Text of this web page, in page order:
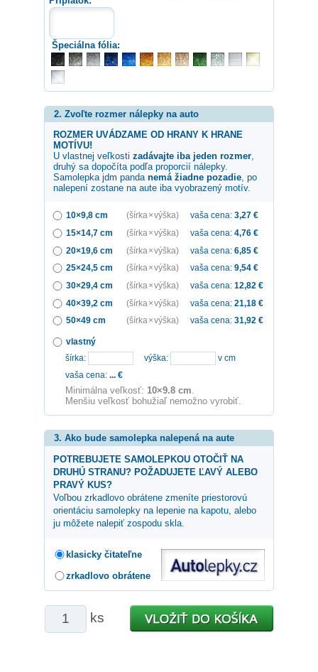
Špeciálna fólia:
2. Zvoľte rozmer nálepky na auto
ROZMER UVÁDZAME OD HRANY K HRANE
MOTÍVU!
U vlastnej veľkosti zadávajte iba jeden rozmer,
druhý sa dopočíta podľa proporcií nálepky.
Samolepka jdm panda nemá žiadne pozadie, po
nalepení zostane na aute iba vyobrazený motív.
10×9,8 cm (šírka × výška) vaša cena: 3,27 €
15×14,7 cm
(šírka × výška) vaša cena: 4,76 €
20×19,6 cm
(šírka × výška) vaša cena: 6,85 €
25×24,5 cm
(šírka × výška) vaša cena: 9,54 €
30×29,4 cm
(šírka × výška) vaša cena: 12,82 €
40×39,2 cm
(šírka × výška) vaša cena: 21,18 €
50×49 cm
(šírka × výška) vaša cena: 31,92 €
vlastný
šírka:
výška:
v cm
vaša cena: ... €
Minimálna veľkosť: 10×9.8 cm
Menšiu veľkosť bohužiaľ nemožno vyrobiť.
3. Ako bude samolepka nalepená na aute
POTREBUJETE SAMOLEPKOU OTOČIŤ NA
DRUHÚ STRANU? POŽADUJETE ĽAVÝ ALEBO
PRAVÝ KUS?
Voľbou zrkadlovo obrátene zmeníte priestorovú
orientáciu samolepky na lepenie na kapotu, alebo
ju môžete nalepiť zospodu skla.
klasicky čitateľne
zrkadlovo obrátene
ks